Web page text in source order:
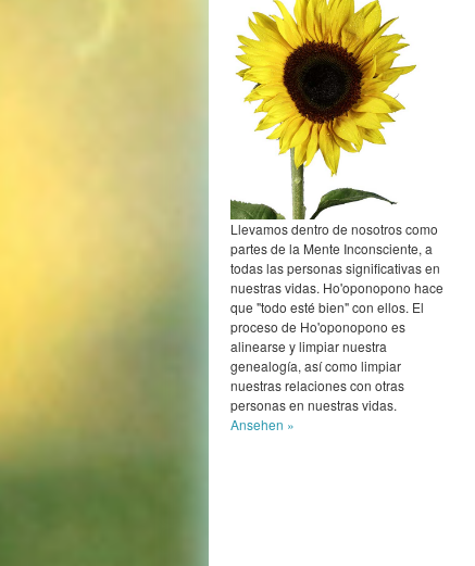
Llevamos dentro de nosotros como
partes de la Mente Inconsciente, a
todas las personas significativas en
nuestras vidas. Ho'oponopono hace
que "todo esté bien" con ellos. El
proceso de Ho'oponopono es
alinearse y limpiar nuestra
genealogía, así como limpiar
nuestras relaciones con otras
personas en nuestras vidas.
Ansehen »